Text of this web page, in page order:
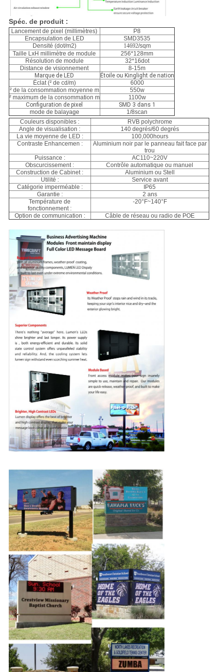
Spéc. de produit :
Lancement de pixel (millimètres)
P8
Encapsulation de LED
SMD3535
Densité (dot/m2)
14692/sqm
Taille LxH millimètre de module
256*128mm
Résolution de module
32*16dot
Distance de visionnement
8-15m
Marque de LED
Étoile ou Kinglight de nation
Éclat (² de cd/m)
6000
² de la consommation moyenne m
550w
² maximum de la consommation m
1100w
Configuration de pixel
SMD 3 dans 1
mode de balayage
1/8scan
Couleurs disponibles :
RVB polychrome
Angle de visualisation :
140 degrés/60 degrés
La vie moyenne de LED :
100,000hours
Contraste Enhancemen :
Aluminium noir par le panneau fait face par
trou
Puissance :
AC110~220V
Obscurcissement :
Contrôle automatique ou manuel
Construction de Cabinet :
Aluminium ou Stell
Utilité :
Service avant
Catégorie imperméable :
IP65
Garantie :
2 ans
Température de
fonctionnement :
-20°F~140°F
Option de communication : Câble de réseau ou radio de POE